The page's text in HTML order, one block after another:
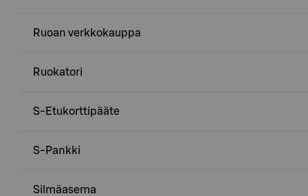
Ruoan verkkokauppa
Ruokatori
S-Etukorttipääte
S-Pankki
Silmäasema